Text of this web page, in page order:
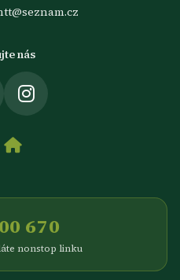
nás
670
nonstop linku